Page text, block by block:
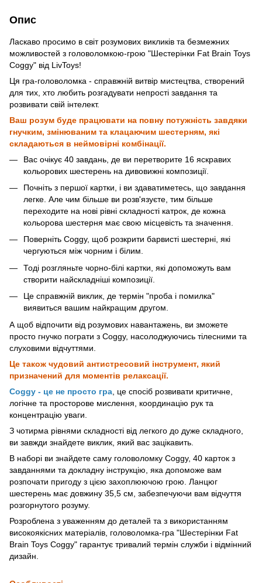
Опис
Ласкаво просимо в світ розумових викликів та безмежних
можливостей з головоломкою-грою "Шестерінки Fat Brain Toys
Coggy" від LivToys!
Ця гра-головоломка - справжній витвір мистецтва, створений
для тих, хто любить розгадувати непрості завдання та
розвивати свій інтелект.
Ваш розум буде працювати на повну потужність завдяки
гнучким, змінюваним та клацаючим шестерням, які
складаються в неймовірні комбінації.
Вас очікує 40 завдань, де ви перетворите 16 яскравих
кольорових шестерень на дивовижні композиції.
Почніть з першої картки, і ви здаватиметесь, що завдання
легке. Але чим більше ви розв'язуєте, тим більше
переходите на нові рівні складності катрок, де кожна
кольорова шестерня має свою місцевість та значення.
Поверніть Coggy, щоб розкрити барвисті шестерні, які
чергуються між чорним і білим.
Тоді розгляньте чорно-білі картки, які допоможуть вам
створити найскладніші композиції.
Це справжній виклик, де термін "проба і помилка"
виявиться вашим найкращим другом.
А щоб відпочити від розумових навантажень, ви зможете
просто гнучко пограти з Coggy, насолоджуючись тілесними та
слуховими відчуттями.
Це також чудовий антистресовий інструмент, який
призначений для моментів релаксації.
Coggy - це не просто гра , це спосіб розвивати критичне,
логічне та просторове мислення, координацію рук та
концентрацію уваги.
З чотирма рівнями складності від легкого до дуже складного,
ви завжди знайдете виклик, який вас зацікавить.
В наборі ви знайдете саму головоломку Coggy, 40 карток з
завданнями та докладну інструкцію, яка допоможе вам
розпочати пригоду з цією захоплюючою грою. Ланцюг
шестерень має довжину 35,5 см, забезпечуючи вам відчуття
розгорнутого розуму.
Розроблена з уваженням до деталей та з використанням
високоякісних матеріалів, головоломка-гра "Шестерінки Fat
Brain Toys Coggy" гарантує тривалий термін служби і відмінний
дизайн.